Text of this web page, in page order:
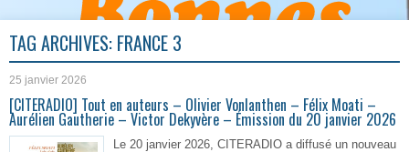
TAG ARCHIVES: FRANCE 3
25 janvier 2026
[CITERADIO] Tout en auteurs – Olivier Vonlanthen – Félix Moati –
Aurélien Gautherie – Victor Dekyvère – Émission du 20 janvier 2026
Le 20 janvier 2026, CITERADIO a diffusé un nouveau